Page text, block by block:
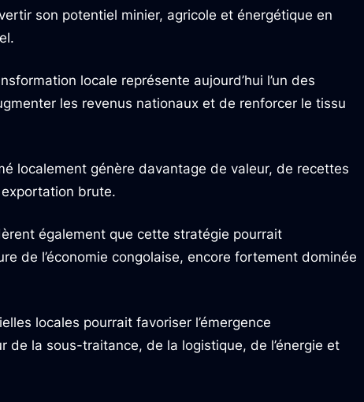
son potentiel minier, agricole et énergétique en
locale représente aujourd’hui l’un des
les revenus nationaux et de renforcer le tissu
localement génère davantage de valeur, de recettes
exportation brute.
également que cette stratégie pourrait
de l’économie congolaise, encore fortement dominée
locales pourrait favoriser l’émergence
de la sous-traitance, de la logistique, de l’énergie et